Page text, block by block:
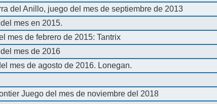
del Anillo, juego del mes de septiembre de 2013
mes en 2015.
mes de febrero de 2015: Tantrix
mes de 2016
mes de agosto de 2016. Lonegan.
Juego del mes de noviembre del 2018